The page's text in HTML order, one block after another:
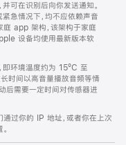
可在识别后向你发送通知。
急情况下，均不应依赖声音
庭 app 架构，该架构于家庭
设备均使用最新版本软
即环境温度约为 15ºC 至
时间以高音量播放音频等情
后需要一定时间对传感器进
通过你的 IP 地址，或者你在上次